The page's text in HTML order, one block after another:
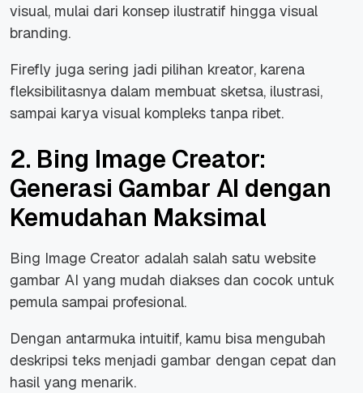
visual, mulai dari konsep ilustratif hingga visual
branding.
Firefly juga sering jadi pilihan kreator, karena
fleksibilitasnya dalam membuat sketsa, ilustrasi,
sampai karya visual kompleks tanpa ribet.
2. Bing Image Creator:
Generasi Gambar AI dengan
Kemudahan Maksimal
Bing Image Creator adalah salah satu website
gambar AI yang mudah diakses dan cocok untuk
pemula sampai profesional.
Dengan antarmuka intuitif, kamu bisa mengubah
deskripsi teks menjadi gambar dengan cepat dan
hasil yang menarik.